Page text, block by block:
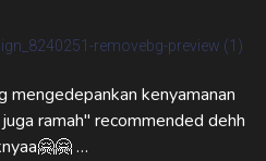
mengedepankan kenyamanan
ramah" recommended dehh
…